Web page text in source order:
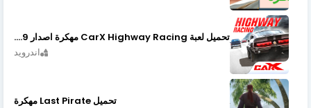
تحميل لعبة CarX Highway Racing مهكرة اصدار v1.74.9
اندرويد
تحميل Last Pirate مهكرة